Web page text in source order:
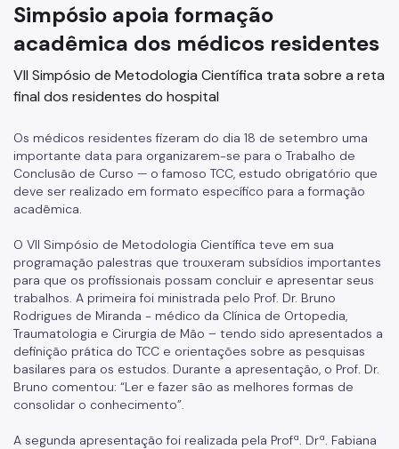
Marcação de Consultas
Internação e Alta
Visitas
Comitê de Ética em Pesquisa
Enfermagem
Pronto-Socorro Adulto
Pronto-Socorro Infantil
Serviços
SAME
Resultado de Exames
Exames
Simpósio apoia formação
acadêmica dos médicos residentes
VII Simpósio de Metodologia Científica trata sobre a reta
final dos residentes do hospital
Os médicos residentes fizeram do dia 18 de setembro uma
importante data para organizarem-se para o Trabalho de
Conclusão de Curso — o famoso TCC, estudo obrigatório que
deve ser realizado em formato específico para a formação
acadêmica.
O VII Simpósio de Metodologia Científica teve em sua
programação palestras que trouxeram subsídios importantes
para que os profissionais possam concluir e apresentar seus
trabalhos. A primeira foi ministrada pelo Prof. Dr. Bruno
Rodrigues de Miranda - médico da Clínica de Ortopedia,
Traumatologia e Cirurgia de Mão – tendo sido apresentados a
definição prática do TCC e orientações sobre as pesquisas
basilares para os estudos. Durante a apresentação, o Prof. Dr.
Bruno comentou: “Ler e fazer são as melhores formas de
consolidar o conhecimento”.
A segunda apresentação foi realizada pela Profª. Drª. Fabiana